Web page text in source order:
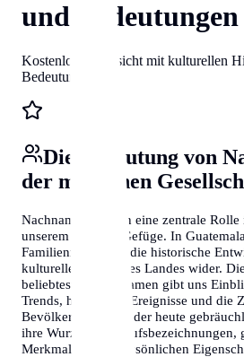
und Bedeutungen
Kostenlose Übersicht mit kulturellen
Bedeutungen
Die Bedeutung von
der modernen
Nachnamen spielen eine zentrale
unserem sozialen Gefüge. In
Familiennamen oft die historische
kulturelle Vielfalt des Landes wider.
beliebtesten Nachnamen gibt uns
Trends, historische Ereignisse und die
Bevölkerung. Viele der heute
ihre Wurzeln in Berufsbezeichnungen,
Merkmalen oder persönlichen